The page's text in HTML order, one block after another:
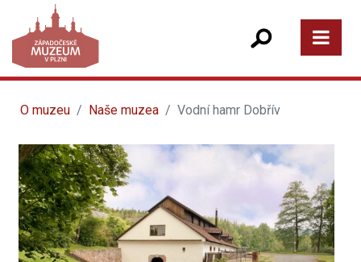
O muzeu Naše muzea Vodní hamr Dobřív